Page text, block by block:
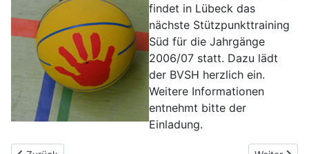
findet in Lübeck das
nächste Stützpunkttraining
Süd für die Jahrgänge
2006/07 statt. Dazu lädt
der BVSH herzlich ein.
Weitere Informationen
entnehmt bitte der
Einladung.